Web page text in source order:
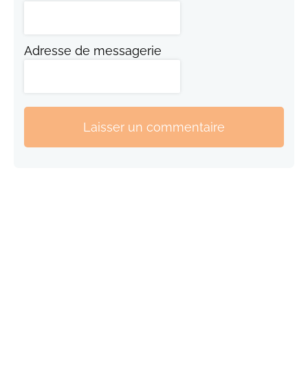
Adresse de messagerie
Laisser un commentaire